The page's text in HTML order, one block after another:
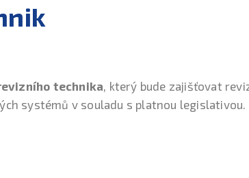
technika, který bude zajišťovat
systémů v souladu s platnou legislativou.